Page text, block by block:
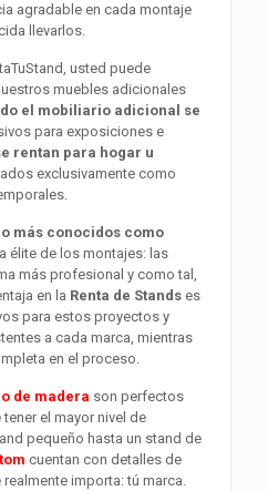
agradable en cada montaje
llevarlos.
usted puede
muebles adicionales
el mobiliario adicional se
para exposiciones e
rentan para hogar u
exclusivamente como
más conocidos como
élite de los montajes: las
más profesional y como tal,
en la Renta de Stands es
para estos proyectos y
a cada marca, mientras
en el proceso.
de madera son perfectos
el mayor nivel de
pequeño hasta un stand de
cuentan con detalles de
importa: tú marca.